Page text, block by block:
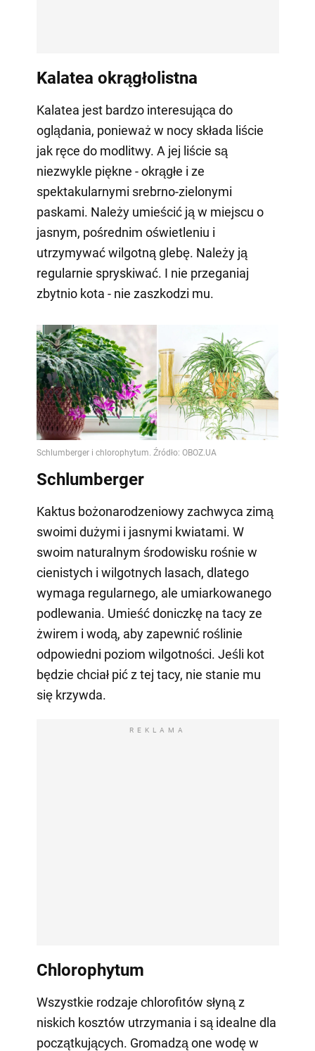
Kalatea okrągłolistna
Kalatea jest bardzo interesująca do
oglądania, ponieważ w nocy składa liście
jak ręce do modlitwy. A jej liście są
niezwykle piękne - okrągłe i ze
spektakularnymi srebrno-zielonymi
paskami. Należy umieścić ją w miejscu o
jasnym, pośrednim oświetleniu i
utrzymywać wilgotną glebę. Należy ją
regularnie spryskiwać. I nie przeganiaj
zbytnio kota - nie zaszkodzi mu.
Schlumberger
Kaktus bożonarodzeniowy zachwyca zimą
swoimi dużymi i jasnymi kwiatami. W
swoim naturalnym środowisku rośnie w
cienistych i wilgotnych lasach, dlatego
wymaga regularnego, ale umiarkowanego
podlewania. Umieść doniczkę na tacy ze
żwirem i wodą, aby zapewnić roślinie
odpowiedni poziom wilgotności. Jeśli kot
będzie chciał pić z tej tacy, nie stanie mu
się krzywda.
REKLAMA
Chlorophytum
Wszystkie rodzaje chlorofitów słyną z
niskich kosztów utrzymania i są idealne dla
początkujących. Gromadzą one wodę w